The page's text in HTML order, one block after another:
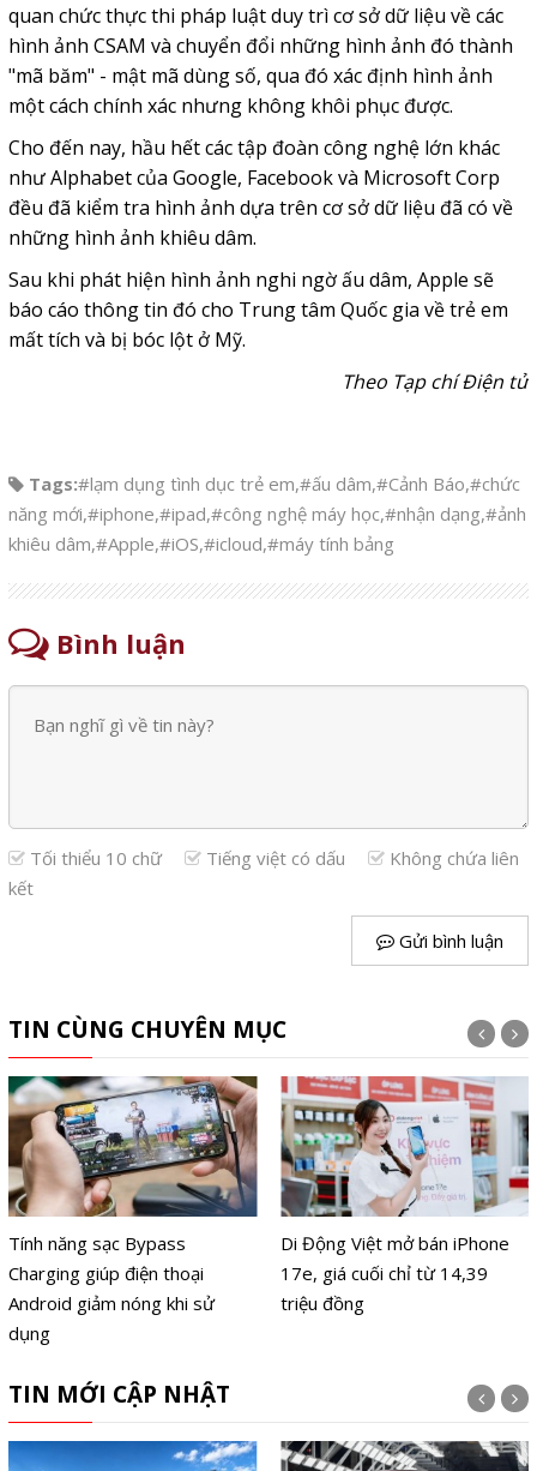
quan chức thực thi pháp luật duy trì cơ sở dữ liệu về các
hình ảnh CSAM và chuyển đổi những hình ảnh đó thành
"mã băm" - mật mã dùng số, qua đó xác định hình ảnh
một cách chính xác nhưng không khôi phục được.
Cho đến nay, hầu hết các tập đoàn công nghệ lớn khác
như Alphabet của Google, Facebook và Microsoft Corp
đều đã kiểm tra hình ảnh dựa trên cơ sở dữ liệu đã có về
những hình ảnh khiêu dâm.
Sau khi phát hiện hình ảnh nghi ngờ ấu dâm, Apple sẽ
báo cáo thông tin đó cho Trung tâm Quốc gia về trẻ em
mất tích và bị bóc lột ở Mỹ.
Theo Tạp chí Điện tử
Tags:#lạm dụng tình dục trẻ em,#ấu dâm,#Cảnh Báo,#chức
năng mới,#iphone,#ipad,#công nghệ máy học,#nhận dạng,#ảnh
khiêu dâm,#Apple,#iOS,#icloud,#máy tính bảng
Bình luận
Tối thiểu 10 chữ Tiếng việt có dấu
Không chứa liên
kết
Gửi bình luận
TIN CÙNG CHUYÊN MỤC
Tính năng sạc Bypass
Charging giúp điện thoại
Android giảm nóng khi sử
dụng
Di Động Việt mở bán iPhone
17e, giá cuối chỉ từ 14,39
triệu đồng
TIN MỚI CẬP NHẬT